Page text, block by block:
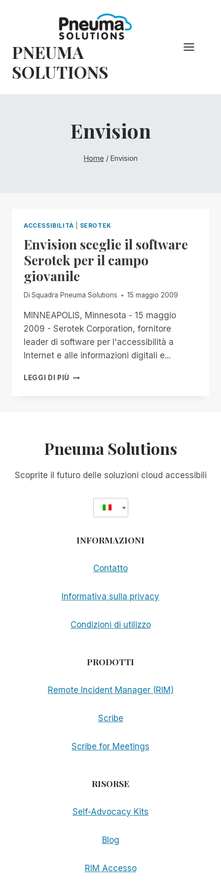
PNEUMA
SOLUTIONS
Envision
Home / Envision
ACCESSIBILITÀ SEROTEK
Envision sceglie il software
Serotek per il campo
giovanile
Di Squadra Pneuma Solutions 15 maggio 2009
MINNEAPOLIS, Minnesota - 15 maggio
2009 - Serotek Corporation, fornitore
leader di software per l'accessibilità a
Internet e alle informazioni digitali e...
LEGGI DI PIÙ ENVISION
CAMPO
Pneuma Solutions
Scoprite il futuro delle soluzioni cloud accessibili
INFORMAZIONI
Contatto
Informativa sulla privacy
Condizioni di utilizzo
PRODOTTI
Remote Incident Manager (RIM)
Scribe
Scribe for Meetings
RISORSE
Self-Advocacy Kits
Blog
RIM Accesso